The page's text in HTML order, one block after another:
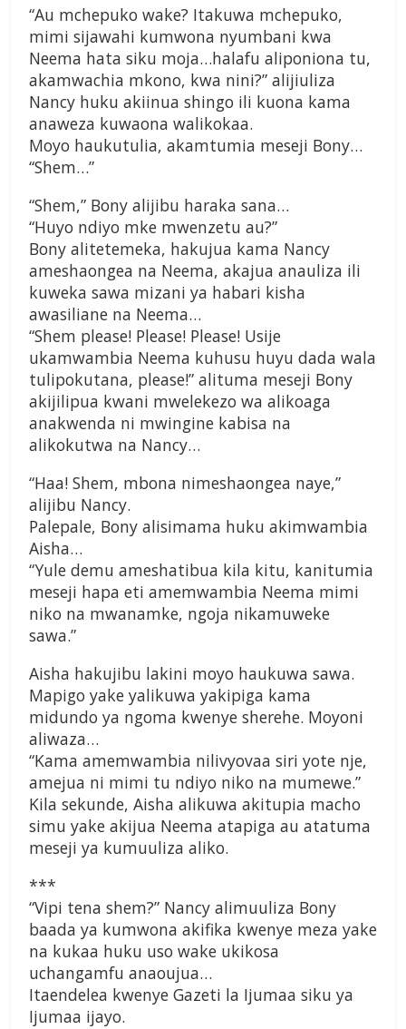
“Au mchepuko wake? Itakuwa mchepuko,
mimi sijawahi kumwona nyumbani kwa
Neema hata siku moja…halafu aliponiona tu,
akamwachia mkono, kwa nini?” alijiuliza
Nancy huku akiinua shingo ili kuona kama
anaweza kuwaona walikokaa.
Moyo haukutulia, akamtumia meseji Bony…
“Shem…”
“Shem,” Bony alijibu haraka sana…
“Huyo ndiyo mke mwenzetu au?”
Bony alitetemeka, hakujua kama Nancy
ameshaongea na Neema, akajua anauliza ili
kuweka sawa mizani ya habari kisha
awasiliane na Neema…
“Shem please! Please! Please! Usije
ukamwambia Neema kuhusu huyu dada wala
tulipokutana, please!” alituma meseji Bony
akijilipua kwani mwelekezo wa alikoaga
anakwenda ni mwingine kabisa na
alikokutwa na Nancy…
“Haa! Shem, mbona nimeshaongea naye,”
alijibu Nancy.
Palepale, Bony alisimama huku akimwambia
Aisha…
“Yule demu ameshatibua kila kitu, kanitumia
meseji hapa eti amemwambia Neema mimi
niko na mwanamke, ngoja nikamuweke
sawa.”
Aisha hakujibu lakini moyo haukuwa sawa.
Mapigo yake yalikuwa yakipiga kama
midundo ya ngoma kwenye sherehe. Moyoni
aliwaza…
“Kama amemwambia nilivyovaa siri yote nje,
amejua ni mimi tu ndiyo niko na mumewe.”
Kila sekunde, Aisha alikuwa akitupia macho
simu yake akijua Neema atapiga au atatuma
meseji ya kumuuliza aliko.
***
“Vipi tena shem?” Nancy alimuuliza Bony
baada ya kumwona akifika kwenye meza yake
na kukaa huku uso wake ukikosa
uchangamfu anaoujua…
Itaendelea kwenye Gazeti la Ijumaa siku ya
Ijumaa ijayo.